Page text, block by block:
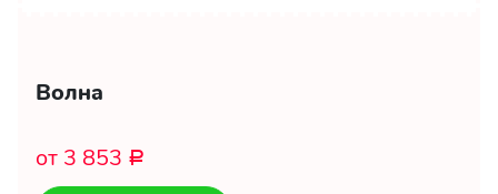
Волна
от 3 853 Р